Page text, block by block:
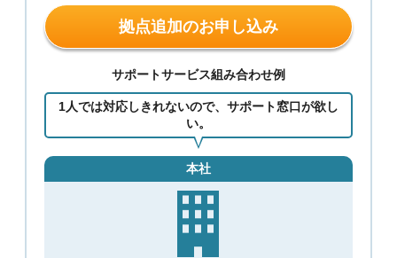
拠点追加のお申し込み
サポートサービス組み合わせ例
1人では対応しきれないので、サポート窓口が欲し
い。
本社